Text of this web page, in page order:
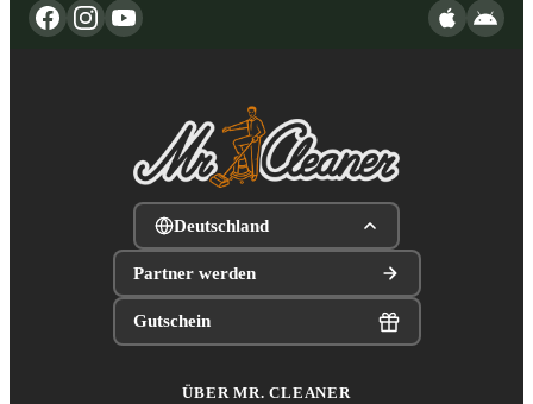
Deutschland
Partner werden
Gutschein
ÜBER MR. CLEANER